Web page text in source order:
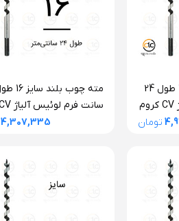
مته چوب بلند سایز 18 طول 24
سانت فرم لوئیس آلیاژ CV کروم
تومان
وانادیوم آلپن اتریش
4,307,335